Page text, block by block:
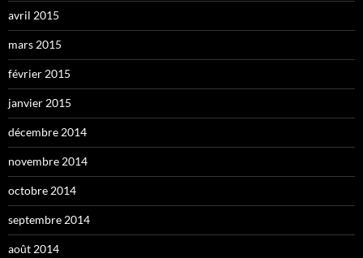
avril 2015
mars 2015
février 2015
janvier 2015
décembre 2014
novembre 2014
octobre 2014
septembre 2014
août 2014